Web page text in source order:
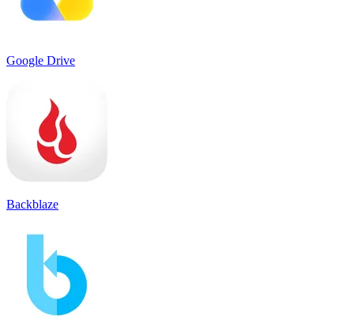
Google Drive
Backblaze